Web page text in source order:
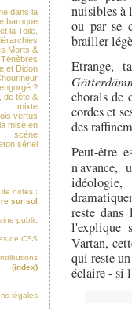
nuisibles à
ou par se
brailler
Etrange,
chorals de
cordes et
des
Peut-être
n'avance,
reste
l'explique
Vartan,
qui reste
éclaire - si
dans la
baroque
la Toile,
Morts &
et Didon
?
de tête &
mixte
vertus
mise en
scène
sériel
notes :
sur sol
public
de CSS
(index)
légales